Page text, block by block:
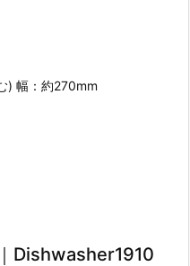
) 幅：約270mm
Dishwasher1910